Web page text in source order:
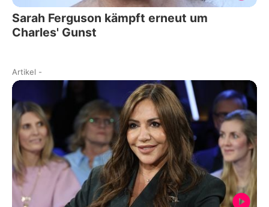
Sarah Ferguson kämpft erneut um
Charles' Gunst
Artikel -